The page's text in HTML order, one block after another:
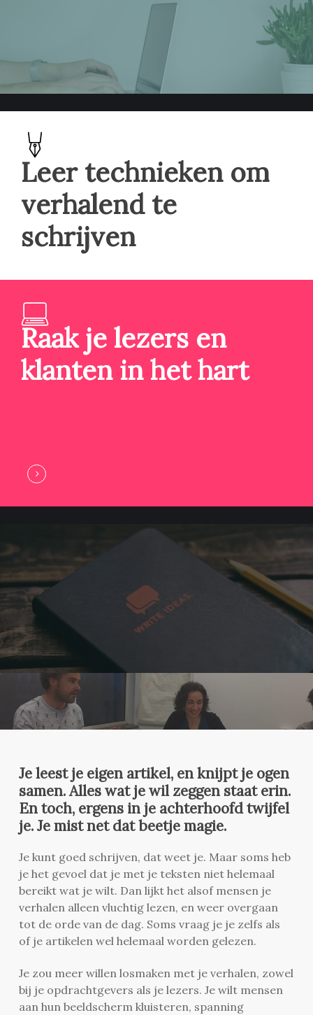
Leer technieken om
verhalend te
schrijven
Raak je lezers en
klanten in het hart
Je leest je eigen artikel, en knijpt je ogen
samen. Alles wat je wil zeggen staat erin.
En toch, ergens in je achterhoofd twijfel
je. Je mist net dat beetje magie.
Je kunt goed schrijven, dat weet je. Maar soms heb
je het gevoel dat je met je teksten niet helemaal
bereikt wat je wilt. Dan lijkt het alsof mensen je
verhalen alleen vluchtig lezen, en weer overgaan
tot de orde van de dag. Soms vraag je je zelfs als
of je artikelen wel helemaal worden gelezen.
Je zou meer willen losmaken met je verhalen, zowel
bij je opdrachtgevers als je lezers. Je wilt mensen
aan hun beeldscherm kluisteren, spanning